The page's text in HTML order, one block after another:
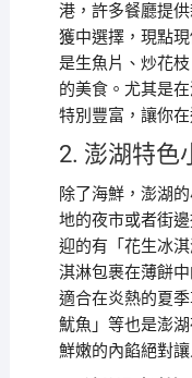
港，許多餐廳提
獲中選擇，現點
是生魚片、炒花
的美食。尤其是
特別豐富，讓你
2. 澎湖特色
除了海鮮，澎湖
地的夜市或者街
迎的有「花生冰
淇淋包裹在薄餅
適合在炎熱的夏
魷魚」等也是澎
鮮嫩的內餡絕對讓